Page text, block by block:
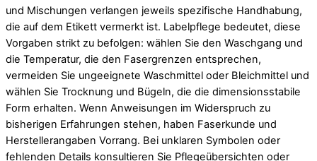
und Mischungen verlangen jeweils spezifische Handhabung,
die auf dem Etikett vermerkt ist. Labelpflege bedeutet, diese
Vorgaben strikt zu befolgen: wählen Sie den Waschgang und
die Temperatur, die den Fasergrenzen entsprechen,
vermeiden Sie ungeeignete Waschmittel oder Bleichmittel und
wählen Sie Trocknung und Bügeln, die die dimensionsstabile
Form erhalten. Wenn Anweisungen im Widerspruch zu
bisherigen Erfahrungen stehen, haben Faserkunde und
Herstellerangaben Vorrang. Bei unklaren Symbolen oder
fehlenden Details konsultieren Sie Pflegeübersichten oder